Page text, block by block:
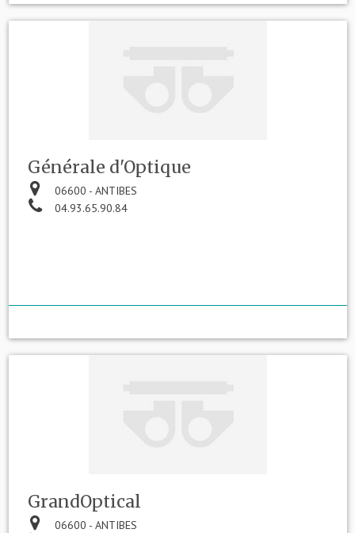
Générale d'Optique
06600 - ANTIBES
04.93.65.90.84
GrandOptical
06600 - ANTIBES